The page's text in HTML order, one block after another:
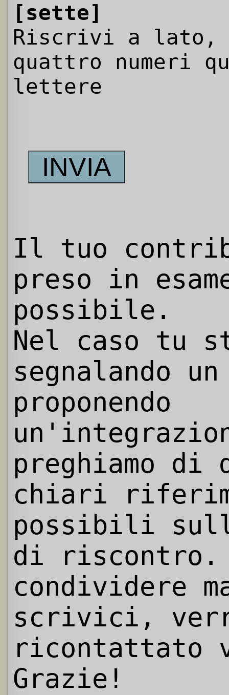
[sette]
Riscrivi a
quattro numeri
lettere
Il tuo
preso in
possibile.
Nel caso tu
segnalando
proponendo
preghiamo
chiari
possibili
di riscontro.
condividere
scrivici,
ricontattato
Grazie!